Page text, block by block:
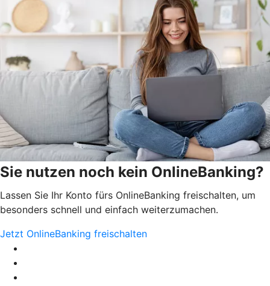
Sie nutzen noch kein OnlineBanking?
Lassen Sie Ihr Konto fürs OnlineBanking freischalten, um
besonders schnell und einfach weiterzumachen.
Jetzt OnlineBanking freischalten